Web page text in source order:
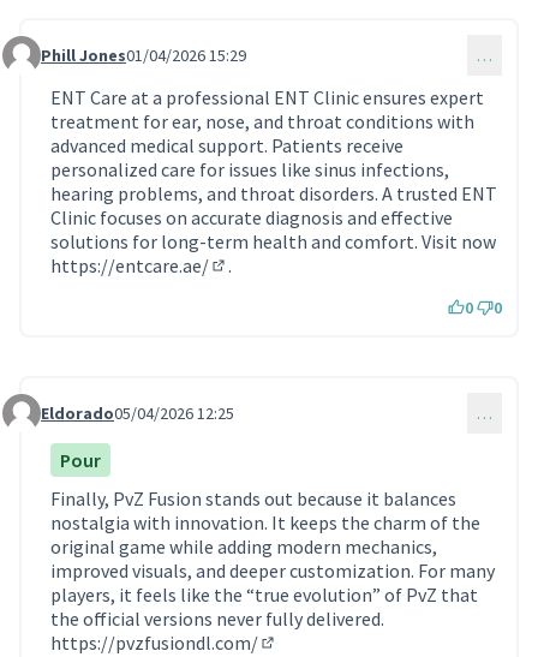
Commentaire 2226
Phill Jones01/04/2026 15:29 …
ENT Care at a professional ENT Clinic ensures expert
treatment for ear, nose, and throat conditions with
advanced medical support. Patients receive
personalized care for issues like sinus infections,
hearing problems, and throat disorders. A trusted ENT
Clinic focuses on accurate diagnosis and effective
solutions for long-term health and comfort. Visit now
https://entcare.ae/
.
0 0
Commentaire 2235
Eldorado05/04/2026 12:25 …
Pour
Finally, PvZ Fusion stands out because it balances
nostalgia with innovation. It keeps the charm of the
original game while adding modern mechanics,
improved visuals, and deeper customization. For many
players, it feels like the “true evolution” of PvZ that
the official versions never fully delivered.
https://pvzfusiondl.com/